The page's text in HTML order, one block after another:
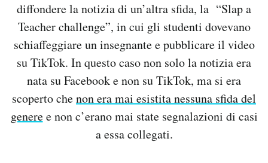
diffondere la notizia di un’altra sfida, la “Slap a
Teacher challenge”, in cui gli studenti dovevano
schiaffeggiare un insegnante e pubblicare il video
su TikTok. In questo caso non solo la notizia era
nata su Facebook e non su TikTok, ma si era
scoperto chenon era mai esistita nessuna sfida del
generee non c’erano mai state segnalazioni di casi
a essa collegati.